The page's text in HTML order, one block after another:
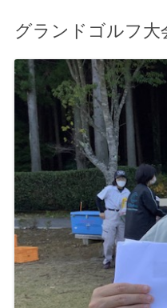
グランドゴルフ大